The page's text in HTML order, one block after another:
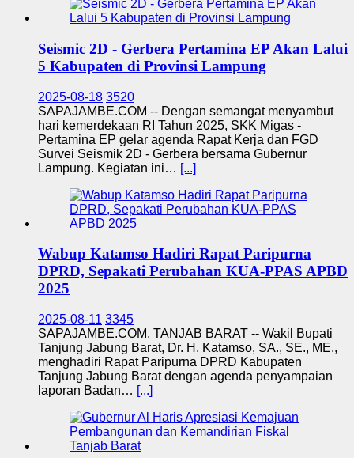
Seismic 2D - Gerbera Pertamina EP Akan Lalui
5 Kabupaten di Provinsi Lampung
2025-08-18 3520
SAPAJAMBE.COM -- Dengan semangat menyambut
hari kemerdekaan RI Tahun 2025, SKK Migas -
Pertamina EP gelar agenda Rapat Kerja dan FGD
Survei Seismik 2D - Gerbera bersama Gubernur
Lampung. Kegiatan ini… [...]
Wabup Katamso Hadiri Rapat Paripurna
DPRD, Sepakati Perubahan KUA-PPAS APBD
2025
2025-08-11 3345
SAPAJAMBE.COM, TANJAB BARAT -- Wakil Bupati
Tanjung Jabung Barat, Dr. H. Katamso, SA., SE., ME.,
menghadiri Rapat Paripurna DPRD Kabupaten
Tanjung Jabung Barat dengan agenda penyampaian
laporan Badan… [...]